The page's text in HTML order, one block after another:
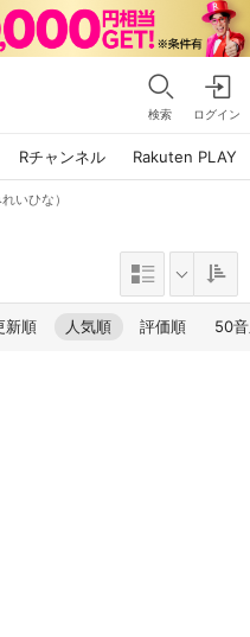
検索 ログイン
Rチャンネル Rakuten PLAY
いひな）
新順 人気順 評価順 50